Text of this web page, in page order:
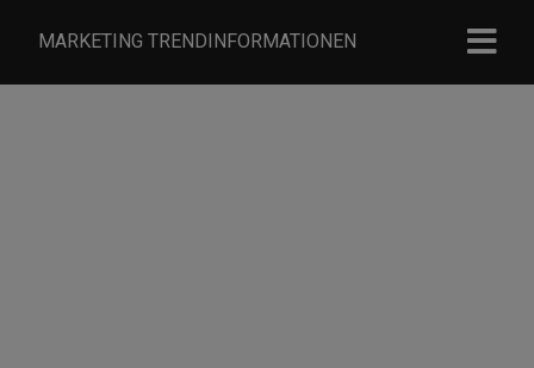
MARKETING TRENDINFORMATIONEN